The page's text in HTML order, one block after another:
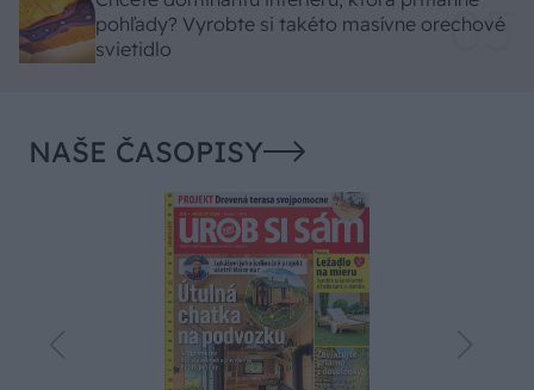
pohľady? Vyrobte si takéto masívne orechové
svietidlo
NAŠE ČASOPISY